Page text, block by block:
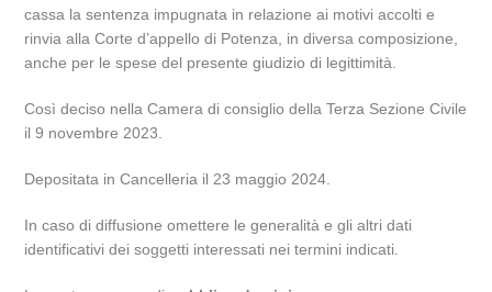
cassa la sentenza impugnata in relazione ai motivi accolti e
rinvia alla Corte d’appello di Potenza, in diversa composizione,
anche per le spese del presente giudizio di legittimità.
Così deciso nella Camera di consiglio della Terza Sezione Civile
il 9 novembre 2023.
Depositata in Cancelleria il 23 maggio 2024.
In caso di diffusione omettere le generalità e gli altri dati
identificativi dei soggetti interessati nei termini indicati.